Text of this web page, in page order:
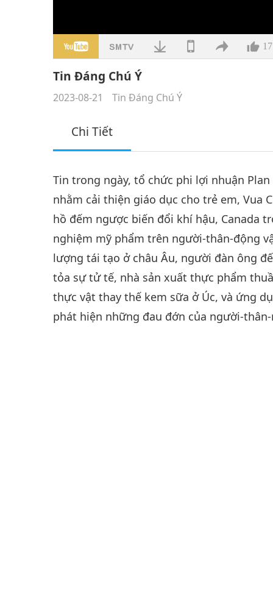
17
Tin Đáng Chú Ý
2023-08-21 Tin Đáng Chú Ý
Chi Tiết
Tin trong ngày, tổ chức phi lợi nhuận
nhằm cải thiện giáo dục cho trẻ em, Vua
hồ đếm ngược biến đổi khí hậu, Canada
nghiệm mỹ phẩm trên người-thân-động
lượng tái tạo ở châu Âu, người đàn ông
tỏa sự tử tế, nhà sản xuất thực phẩm
thực vật thay thế kem sữa ở Úc, và ứng
phát hiện những đau đớn của người-